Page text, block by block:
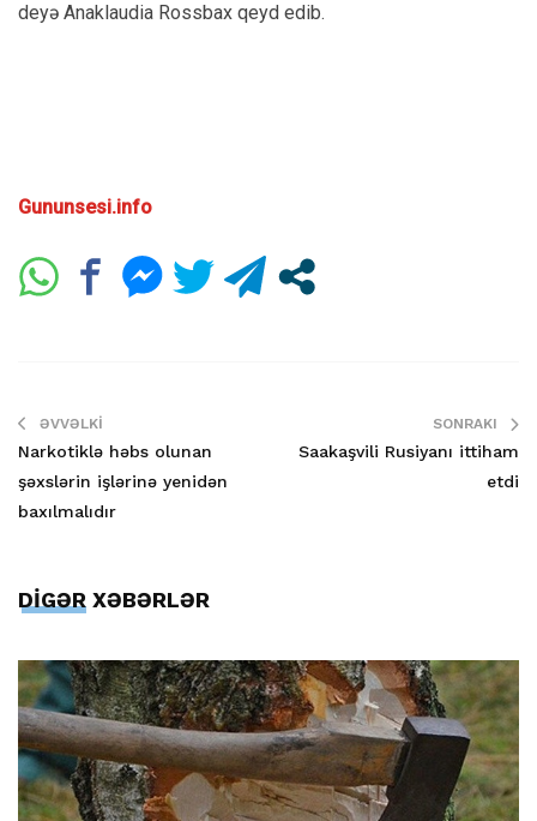
deyə Anaklaudia Rossbax qeyd edib.
Gununsesi.info
ƏVVƏLKI
Narkotiklə həbs olunan
şəxslərin işlərinə yenidən
baxılmalıdır
SONRAKI
Saakaşvili Rusiyanı ittiham
etdi
DİGƏR XƏBƏRLƏR